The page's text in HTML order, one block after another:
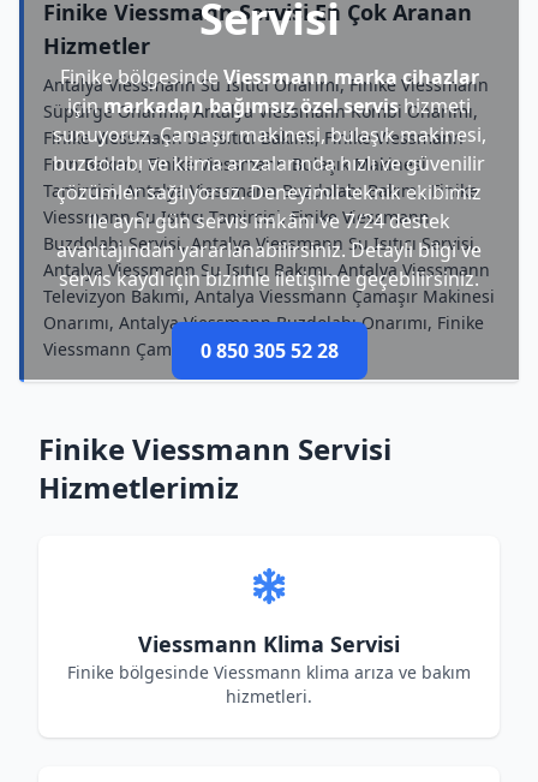
Servisi
Finike bölgesindeViessmann marka cihazlar
içinmarkadan bağımsız özel servishizmeti
sunuyoruz. Çamaşır makinesi, bulaşık makinesi,
buzdolabı ve klima arızalarında hızlı ve güvenilir
çözümler sağlıyoruz. Deneyimli teknik ekibimiz
ile aynı gün servis imkânı ve 7/24 destek
avantajından yararlanabilirsiniz. Detaylı bilgi ve
servis kaydı için bizimle iletişime geçebilirsiniz.
0 850 305 52 28
Finike Viessmann Servisi En Çok Aranan
Hizmetler
Antalya Viessmann Su Isıtıcı Onarımı, Finike Viessmann
Süpürge Onarımı, Antalya Viessmann Kombi Onarımı,
Finike Viessmann Su Isıtıcı Bakımı, Finike Viessmann
Fırın Bakımı, Finike Viessmann Bulaşık Makinesi
Tamircisi, Antalya Viessmann Buzdolabı Bakımı, Finike
Viessmann Su Isıtıcı Tamircisi, Finike Viessmann
Buzdolabı Servisi, Antalya Viessmann Su Isıtıcı Servisi,
Antalya Viessmann Su Isıtıcı Bakımı, Antalya Viessmann
Televizyon Bakımı, Antalya Viessmann Çamaşır Makinesi
Onarımı, Antalya Viessmann Buzdolabı Onarımı, Finike
Viessmann Çamaşır Makinesi Onarımı
Finike Viessmann Servisi
Hizmetlerimiz
Viessmann Klima Servisi
Finike bölgesinde Viessmann klima arıza ve bakım
hizmetleri.